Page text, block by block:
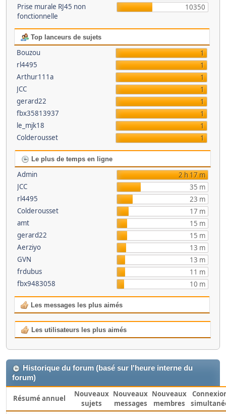
Prise murale RJ45 non
fonctionnelle
10350
Top lanceurs de sujets
Bouzou
1
rl4495
1
Arthur111a
1
JCC
1
gerard22
1
fbx35813937
1
le_mjk18
1
Colderousset
1
Le plus de temps en ligne
Admin
2 h 17 m
JCC
35 m
rl4495
23 m
Colderousset
17 m
amt
15 m
gerard22
15 m
Aerziyo
13 m
GVN
13 m
frdubus
11 m
fbx9483058
10 m
Les messages les plus aimés
Les utilisateurs les plus aimés
Historique du forum (basé sur l'heure interne du
forum)
Résumé annuel
Nouveaux
sujets
Nouveaux
messages
Nouveaux
membres